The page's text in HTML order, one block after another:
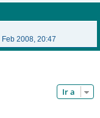
Feb 2008, 20:47
Ir a